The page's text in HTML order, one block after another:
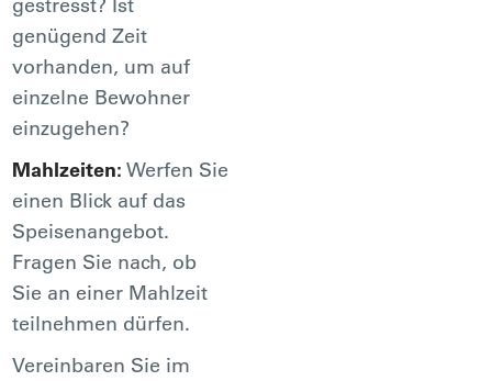
genügend Zeit
vorhanden, um auf
einzelne Bewohner
einzugehen?
Mahlzeiten: Werfen Sie
einen Blick auf das
Speisenangebot.
Fragen Sie nach, ob
Sie an einer Mahlzeit
teilnehmen dürfen.
Vereinbaren Sie im